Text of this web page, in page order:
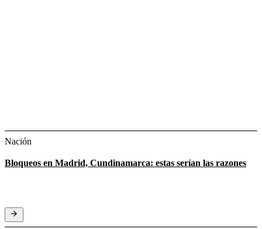
Nación
Bloqueos en Madrid, Cundinamarca: estas serían las razones